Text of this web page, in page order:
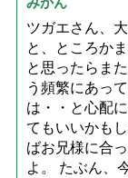
ツガエさん、
と、ところか
と思ったらま
う頻繁にあっ
は・・と心配
てもいいかも
ばお兄様に合
よ。 たぶん、